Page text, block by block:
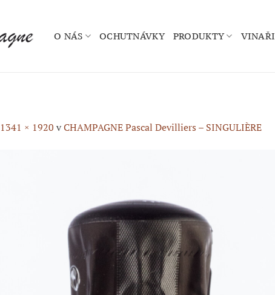
O NÁS OCHUTNÁVKY PRODUKTY VINAŘI
1341 × 1920 vCHAMPAGNE Pascal Devilliers – SINGULIÈRE